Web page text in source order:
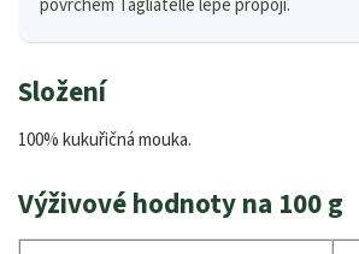
povrchem Tagliatelle lépe propojí.
Složení
100% kukuřičná mouka.
Výživové hodnoty na 100 g